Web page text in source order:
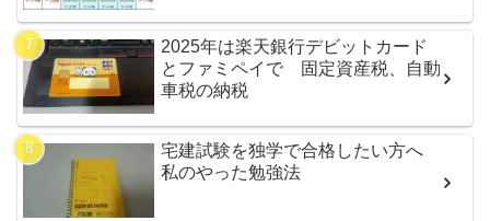
2025年は楽天銀行デビットカード
とファミペイで 固定資産税、自動
車税の納税
宅建試験を独学で合格したい方へ
私のやった勉強法